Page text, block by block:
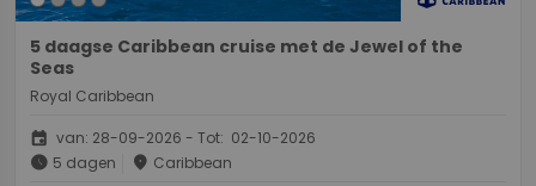
5 daagse Caribbean cruise met de Jewel of the
Seas
Royal Caribbean
event van: 28-09-2026 - Tot: 02-10-2026
schedule 5 dagen place Caribbean